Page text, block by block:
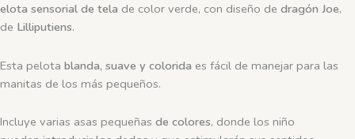
elota sensorial de tela de color verde, con diseño de dragón Joe,
de Lilliputiens.
Esta pelota blanda, suave y colorida es fácil de manejar para las
manitas de los más pequeños.
Incluye varias asas pequeñas de colores, donde los niño